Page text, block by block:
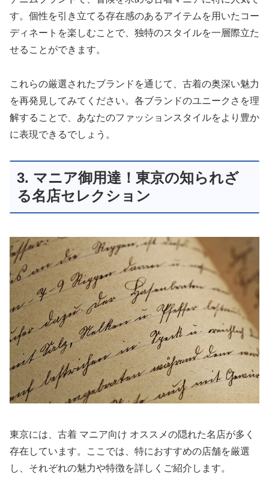
す。個性を引き立てる存在感のあるアイテムを用いたコー
ディネートを楽しむことで、独特のスタイルを一層際立た
せることができます。
これらの厳選されたブランドを通じて、古着の奥深い魅力
を再発見してみてください。各ブランドのユニークさを理
解することで、あなたのファッションスタイルをより豊か
に表現できるでしょう。
3. マニア御用達！東京の知られざ
る名店セレクション
東京には、 古着 マニア向け オススメの隠れた名店が多く
存在しています。ここでは、特におすすめの店舗を厳選
し、それぞれの魅力や特徴を詳しくご紹介します。